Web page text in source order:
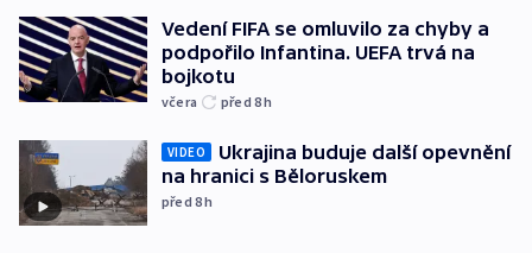
Vedení FIFA se omluvilo za chyby a
podpořilo Infantina. UEFA trvá na
bojkotu
včera před 8h
VIDEO
Ukrajina buduje další opevnění
na hranici s Běloruskem
před 8h